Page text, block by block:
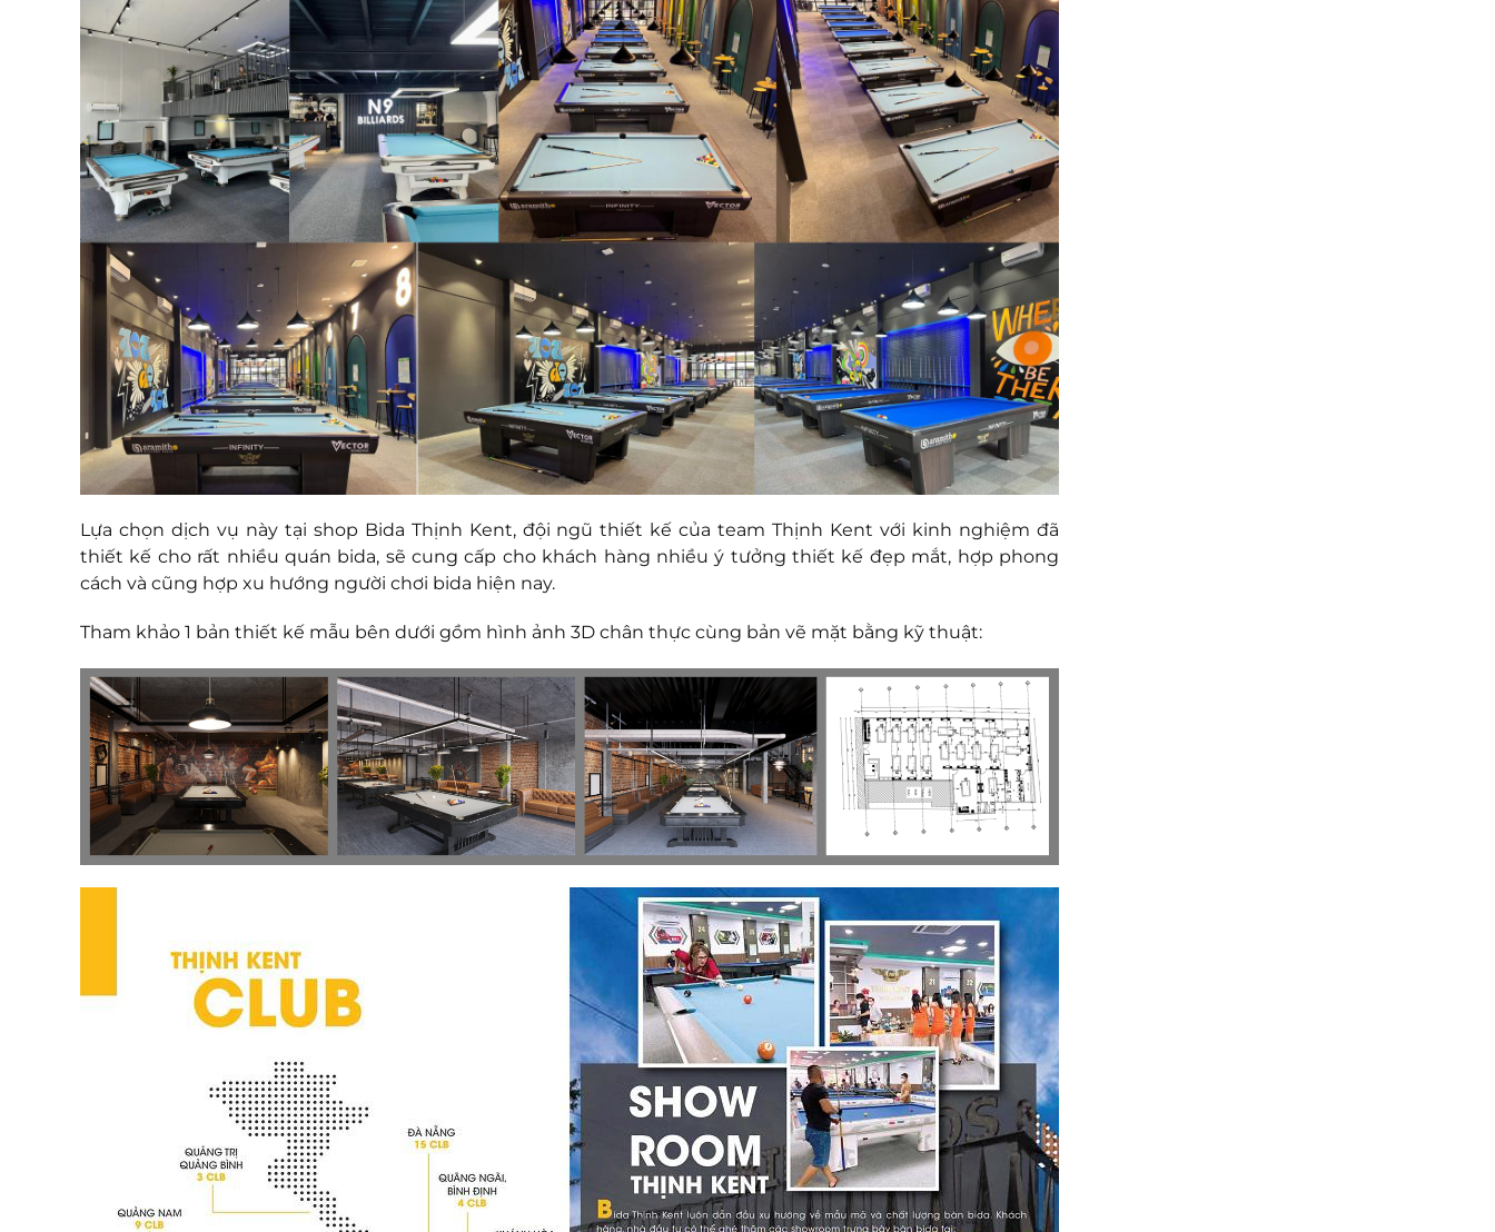
Lựa chọn dịch vụ này tại shop Bida Thịnh Kent, đội ngũ thiết kế của team Thịnh Kent với kinh nghiệm đã
thiết kế cho rất nhiều quán bida, sẽ cung cấp cho khách hàng nhiều ý tưởng thiết kế đẹp mắt, hợp phong
cách và cũng hợp xu hướng người chơi bida hiện nay.
Tham khảo 1 bản thiết kế mẫu bên dưới gồm hình ảnh 3D chân thực cùng bản vẽ mặt bằng kỹ thuật: